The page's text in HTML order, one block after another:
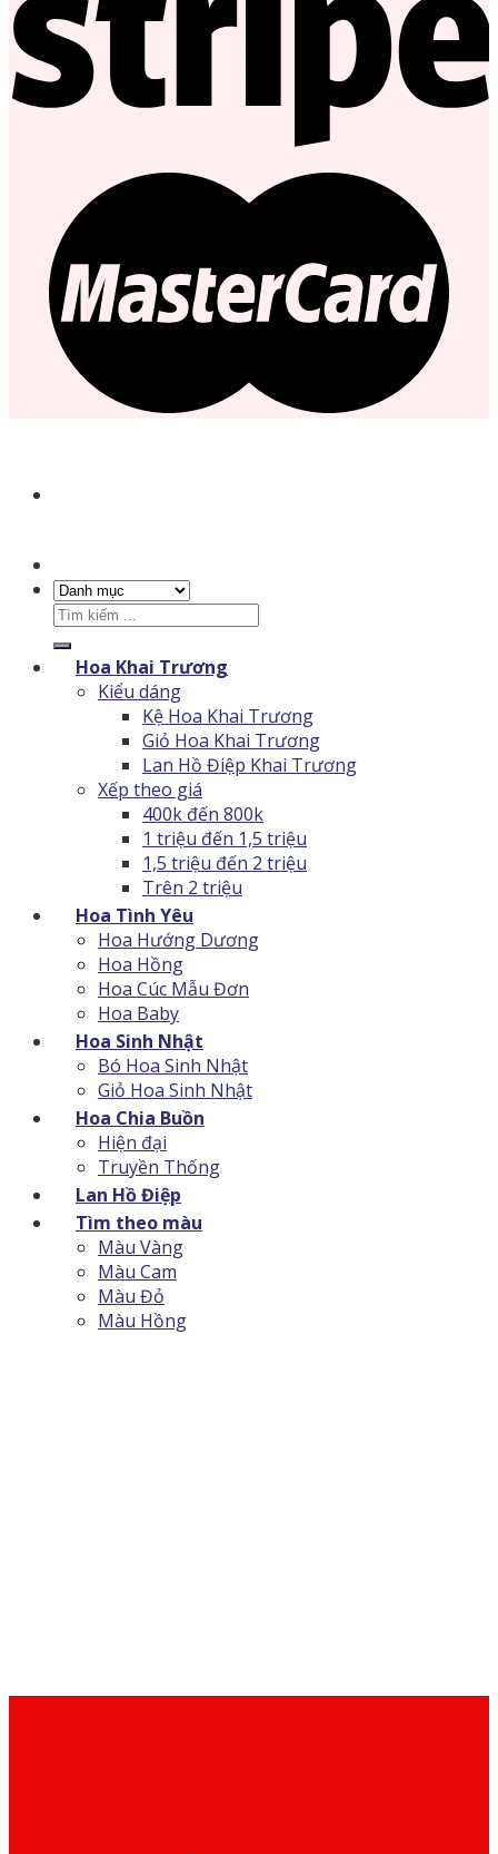
Tìm
kiếm:
Hoa Khai Trương
Kiểu dáng
Kệ Hoa Khai Trương
Giỏ Hoa Khai Trương
Lan Hồ Điệp Khai Trương
Xếp theo giá
400k đến 800k
1 triệu đến 1,5 triệu
1,5 triệu đến 2 triệu
Trên 2 triệu
Hoa Tình Yêu
Hoa Hướng Dương
Hoa Hồng
Hoa Cúc Mẫu Đơn
Hoa Baby
Hoa Sinh Nhật
Bó Hoa Sinh Nhật
Giỏ Hoa Sinh Nhật
Hoa Chia Buồn
Hiện đại
Truyền Thống
Lan Hồ Điệp
Tìm theo màu
Màu Vàng
Màu Cam
Màu Đỏ
Màu Hồng